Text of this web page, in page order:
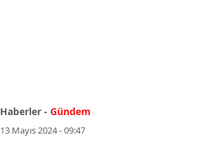
Haberler - Gündem
13 Mayıs 2024 - 09:47